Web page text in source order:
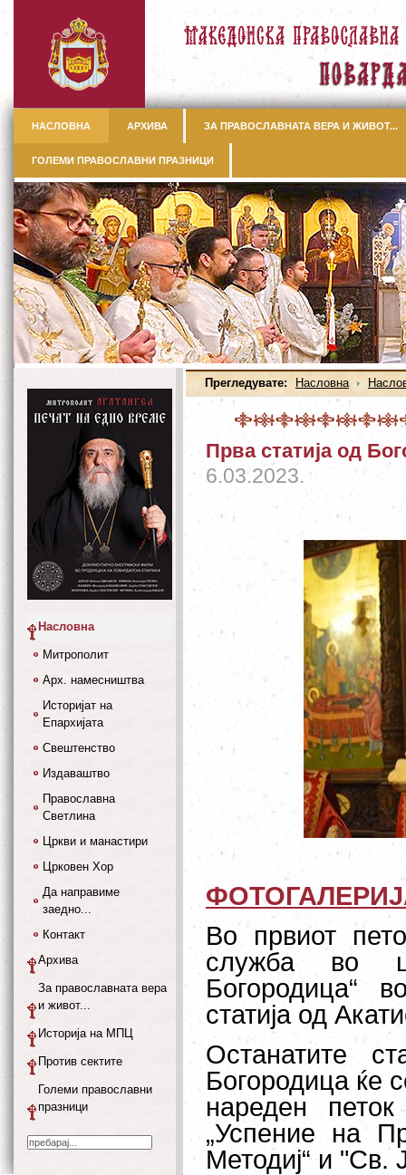
НАСЛОВНА АРХИВА ЗА ПРАВОСЛАВНАТА ВЕРА И ЖИВОТ...
ГОЛЕМИ ПРАВОСЛАВНИ ПРАЗНИЦИ
Прегледувате: Насловна
Прва статија од
6.03.2023.
Во првиот
служба во
Богородица“
статија од
Останатите
Богородица ќе
нареден
„Успение на
Методиј“ и "Св.
Насловна
Митрополит
Арх. намесништва
Историјат на
Епархијата
Свештенство
Издаваштво
Православна
Светлина
Цркви и манастири
Црковен Хор
Да направиме
заедно...
Контакт
Архива
За православната вера
и живот...
Историја на МПЦ
Против сектите
Големи православни
празници